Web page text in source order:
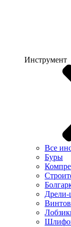
Инструмент
Все
Буры